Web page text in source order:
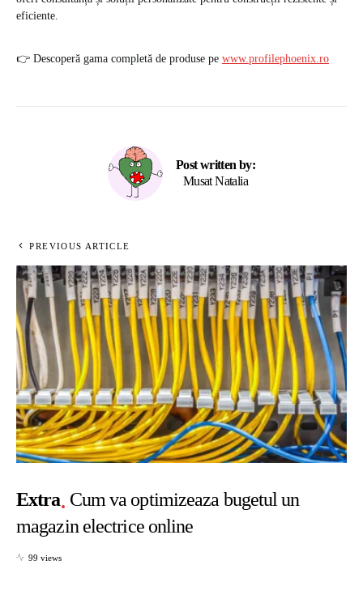
eficiente.
👉 Descoperă gama completă de produse pe www.profilephoenix.ro
Post written by:
Musat Natalia
PREVIOUS ARTICLE
Extra Cum va optimizeaza bugetul un
magazin electrice online
99 views